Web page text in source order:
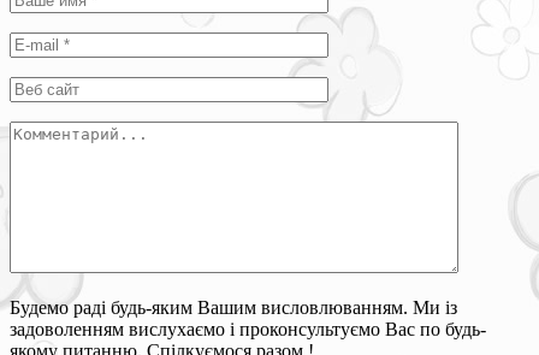
Будемо раді будь-яким Вашим висловлюванням. Ми із
задоволенням вислухаємо і проконсультуємо Вас по будь-